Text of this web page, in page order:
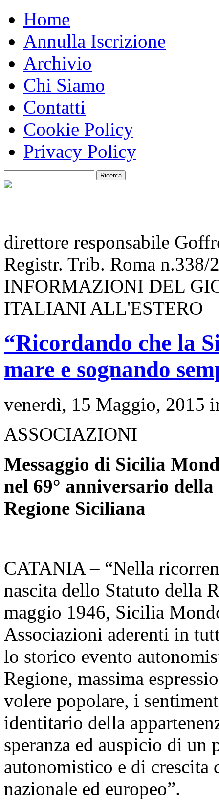
Home
Annulla Iscrizione
Archivio
Chi Siamo
Contatti
Cookie Policy
Privacy Policy
direttore responsabile
Registr. Trib. Roma n.338/
INFORMAZIONI DEL
ITALIANI ALL'ESTERO
“Ricordando che la
mare e sognando
venerdì, 15 Maggio, 2015
ASSOCIAZIONI
Messaggio di Sicilia
nel 69° anniversario
Regione Siciliana
CATANIA – “Nella
nascita dello Statuto della
maggio 1946, Sicilia
Associazioni aderenti in
lo storico evento
Regione, massima
volere popolare, i
identitario della
speranza ed auspicio di un
autonomistico e di crescita
nazionale ed europeo”.